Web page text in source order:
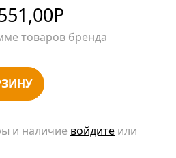
Р
товаров бренда
и наличие войдите или